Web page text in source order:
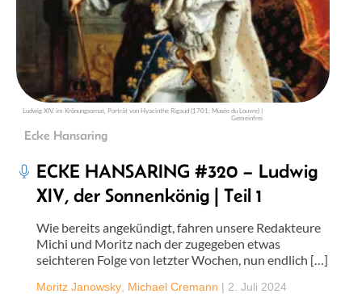
Ludwig XIV. im Krönungsornat, Porträt von Hyacinthe Rigaud (1701; Musée du Louvre) |
Gemeinfrei
Ecke Hansaring
ECKE HANSARING #320 – Ludwig
XIV, der Sonnenkönig | Teil 1
Wie bereits angekündigt, fahren unsere Redakteure
Michi und Moritz nach der zugegeben etwas
seichteren Folge von letzter Wochen, nun endlich […]
Moritz Janowsky Michael Cremann | 2. Juli 2024